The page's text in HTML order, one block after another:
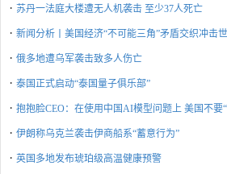
· 苏丹一法庭大楼遭无人机袭击 至少37人死亡
· 新闻分析丨美国经济“不可能三角”矛盾交织冲击
· 俄多地遭乌军袭击致多人伤亡
· 泰国正式启动“泰国量子俱乐部”
· 抱抱脸CEO：在使用中国AI模型问题上 美国不要
· 伊朗称乌克兰袭击伊商船系“蓄意行为”
· 英国多地发布琥珀级高温健康预警